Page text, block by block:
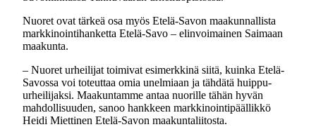
Nuoret ovat tärkeä osa myös Etelä-Savon maakunnallista
markkinointihanketta Etelä-Savo – elinvoimainen Saimaan
maakunta.
– Nuoret urheilijat toimivat esimerkkinä siitä, kuinka Etelä-
Savossa voi toteuttaa omia unelmiaan ja tähdätä huippu-
urheilijaksi. Maakuntamme antaa nuorille tähän hyvän
mahdollisuuden, sanoo hankkeen markkinointipäällikkö
Heidi Miettinen Etelä-Savon maakuntaliitosta.